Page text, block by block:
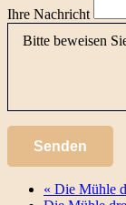
Ihre Nachricht
Bitte beweisen
« Die Mühle